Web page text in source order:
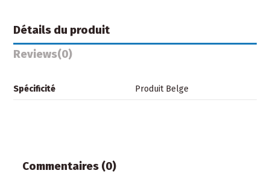
Détails du produit
Reviews(0)
Spécificité Produit Belge
Commentaires (0)